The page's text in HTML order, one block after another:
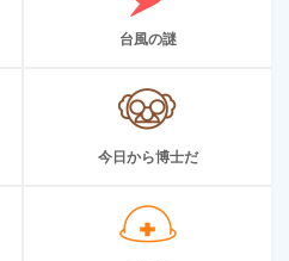
台風の謎
今日から博士だ